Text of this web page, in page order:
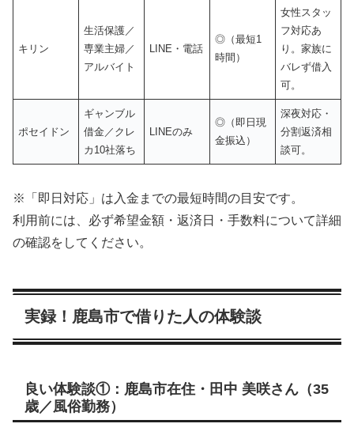
キリン
生活保護／
専業主婦／
アルバイト
LINE・電話
◎（最短1
時間）
女性スタッ
フ対応あ
り。家族に
バレず借入
可。
ポセイドン
ギャンブル
借金／クレ
カ10社落ち
LINEのみ
◎（即日現
金振込）
深夜対応・
分割返済相
談可。
※「即日対応」は入金までの最短時間の目安です。
利用前には、必ず希望金額・返済日・手数料について詳細
の確認をしてください。
実録！鹿島市で借りた人の体験談
良い体験談①：鹿島市在住・田中 美咲さん（35
歳／風俗勤務）